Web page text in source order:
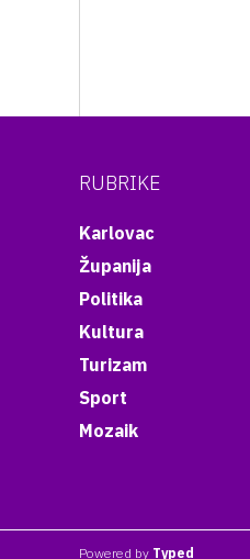
RUBRIKE
Karlovac
Županija
Politika
Kultura
Turizam
Sport
Mozaik
Powered by Typed